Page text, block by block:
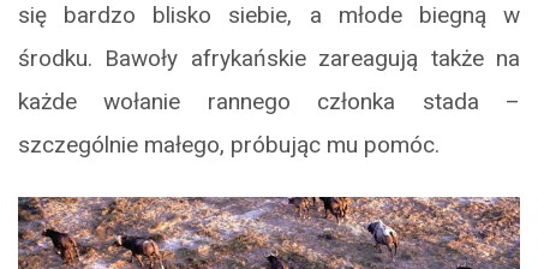
się bardzo blisko siebie, a młode biegną w
środku. Bawoły afrykańskie zareagują także na
każde wołanie rannego członka stada –
szczególnie małego, próbując mu pomóc.